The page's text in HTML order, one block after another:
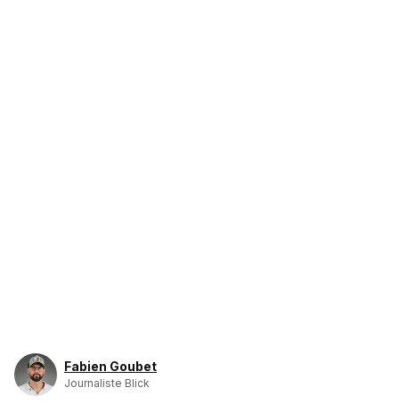
Fabien Goubet
Journaliste Blick